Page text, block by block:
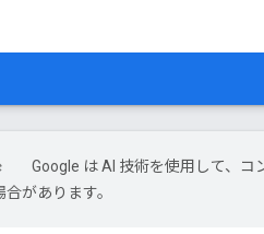
Google は AI 技術を使用して、
があります。